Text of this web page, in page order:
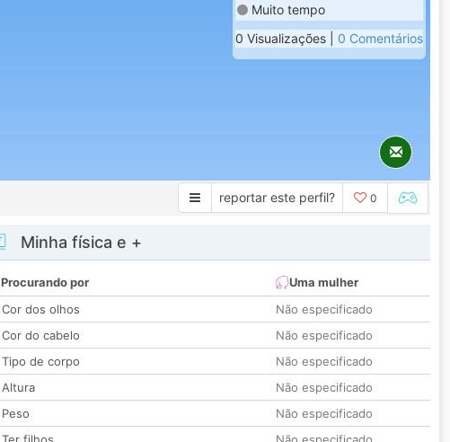
Muito tempo
0 Visualizações | 0 Comentários
reportar este perfil? 0
Minha física e +
Procurando por
Uma mulher
Cor dos olhos
Não especificado
Cor do cabelo
Não especificado
Tipo de corpo
Não especificado
Altura
Não especificado
Peso
Não especificado